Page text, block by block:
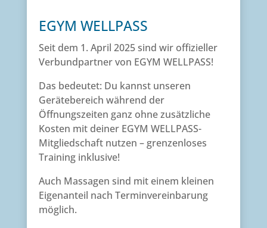
EGYM WELLPASS
Seit dem 1. April 2025 sind wir offizieller
Verbundpartner von EGYM WELLPASS!
Das bedeutet: Du kannst unseren
Gerätebereich während der
Öffnungszeiten ganz ohne zusätzliche
Kosten mit deiner EGYM WELLPASS-
Mitgliedschaft nutzen – grenzenloses
Training inklusive!
Auch Massagen sind mit einem kleinen
Eigenanteil nach Terminvereinbarung
möglich.